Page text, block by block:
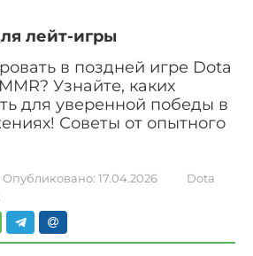
лейт-игры
в поздней игре Dota
Узнайте, каких
для уверенной победы в
Советы от опытного
Опубликовано: 17.04.2026
Dota